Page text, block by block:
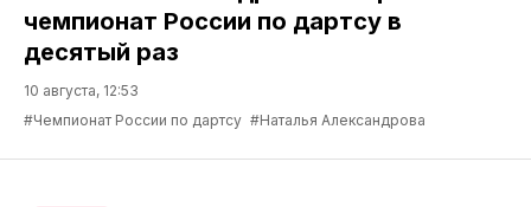
чемпионат России по дартсу в
десятый раз
10 августа, 12:53
#Чемпионат России по дартсу #Наталья Александрова